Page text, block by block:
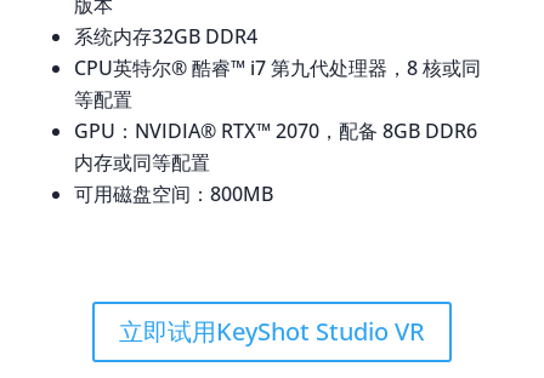
系统内存32GB DDR4
CPU英特尔® 酷睿™ i7 第九代处理器，8 核或同
等配置
GPU：NVIDIA® RTX™ 2070，配备 8GB DDR6
内存或同等配置
可用磁盘空间：800MB
立即试用KeyShot Studio VR